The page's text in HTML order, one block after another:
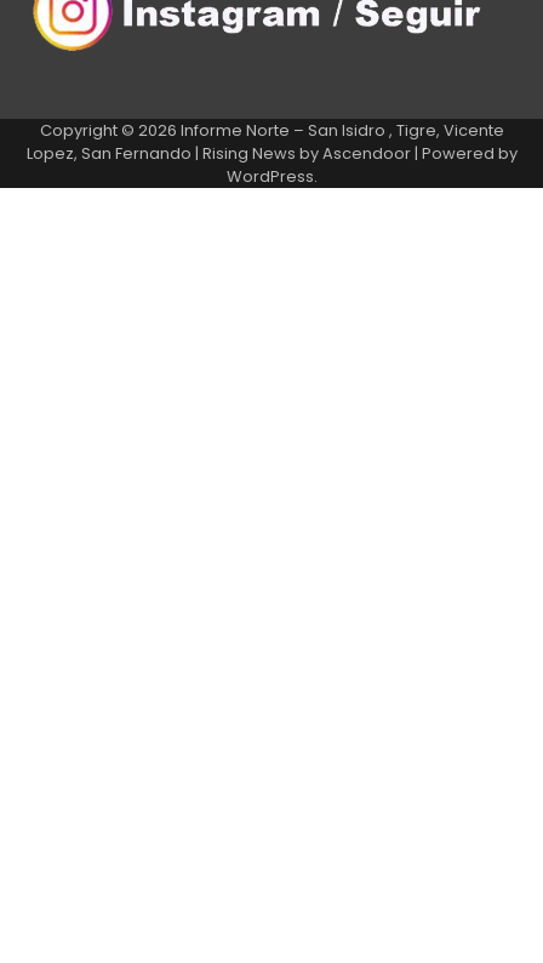
Copyright © 2026 Informe Norte – San Isidro , Tigre, Vicente
Lopez, San Fernando | Rising News byAscendoor| Powered by
WordPress.